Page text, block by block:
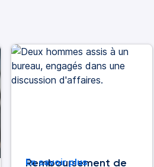
Remboursement de
En savoir plus